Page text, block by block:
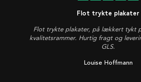
Flot trykte plakater
Flot trykte plakater, på lækkert tykt
kvalitetsrammer. Hurtig fragt og
GLS.
Louise Hoffmann